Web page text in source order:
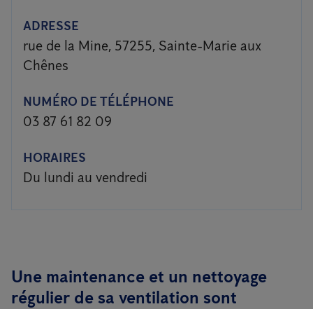
ADRESSE
rue de la Mine, 57255, Sainte-Marie aux
Chênes
NUMÉRO DE TÉLÉPHONE
03 87 61 82 09
HORAIRES
Du lundi au vendredi
Une maintenance et un nettoyage
régulier de sa ventilation sont